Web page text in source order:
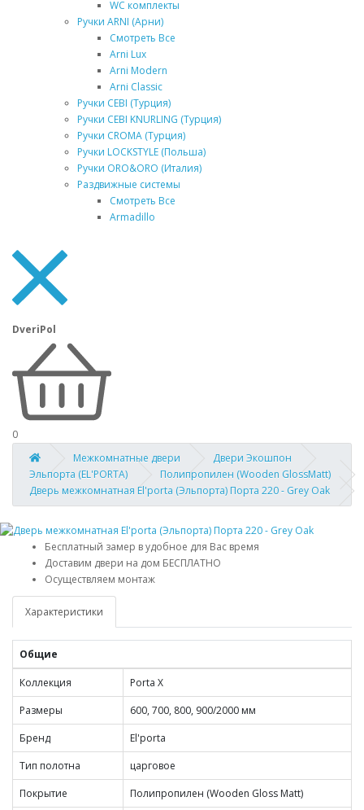
WC комплекты
Ручки ARNI (Арни)
Смотреть Все
Arni Lux
Arni Modern
Arni Classic
Ручки CEBI (Турция)
Ручки CEBI KNURLING (Турция)
Ручки CROMA (Турция)
Ручки LOCKSTYLE (Польша)
Ручки ORO&ORO (Италия)
Раздвижные системы
Смотреть Все
Armadillo
DveriPol
0
Межкомнатные двери
Двери Экошпон
Эльпорта (EL'PORTA)
Полипропилен (Wooden GlossMatt)
Дверь межкомнатная El'porta (Эльпорта) Порта 220 - Grey Oak
Бесплатный замер в удобное для Вас время
Доставим двери на дом БЕСПЛАТНО
Осуществляем монтаж
Характеристики
Общие
Коллекция
Porta X
Размеры
600, 700, 800, 900/2000 мм
Бренд
El'porta
Тип полотна
царговое
Покрытие
Полипропилен (Wooden Gloss Matt)